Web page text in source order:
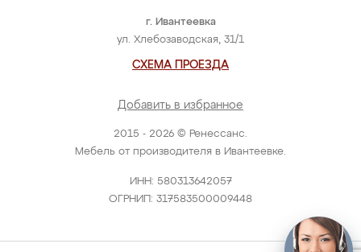
2015 - 2026 © Ренессанс.
Мебель от производителя в Ивантеевке.
ИНН: 580313642057
ОГРНИП: 317583500009448
г. Ивантеевка
ул. Хлебозаводская, 31/1
СХЕМА ПРОЕЗДА
Добавить в избранное